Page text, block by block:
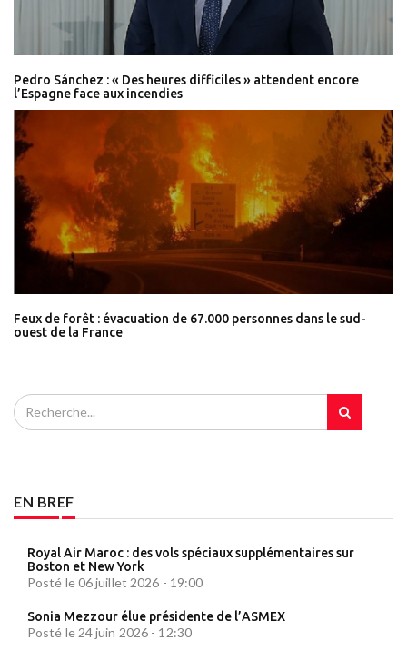
Pedro Sánchez : « Des heures difficiles » attendent encore
l’Espagne face aux incendies
Feux de forêt : évacuation de 67.000 personnes dans le sud-
ouest de la France
EN BREF
Royal Air Maroc : des vols spéciaux supplémentaires sur
Boston et New York
Posté le 06 juillet 2026 - 19:00
Sonia Mezzour élue présidente de l’ASMEX
Posté le 24 juin 2026 - 12:30